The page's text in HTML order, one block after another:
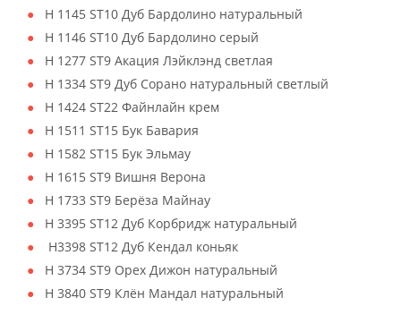
H 1145 ST10 Дуб Бардолино натуральный
H 1146 ST10 Дуб Бардолино серый
H 1277 ST9 Акация Лэйклэнд светлая
H 1334 ST9 Дуб Сорано натуральный светлый
H 1424 ST22 Файнлайн крем
H 1511 ST15 Бук Бавария
H 1582 ST15 Бук Эльмау
H 1615 ST9 Вишня Верона
H 1733 ST9 Берёза Майнау
H 3395 ST12 Дуб Корбридж натуральный
H3398 ST12 Дуб Кендал коньяк
H 3734 ST9 Орех Дижон натуральный
H 3840 ST9 Клён Мандал натуральный